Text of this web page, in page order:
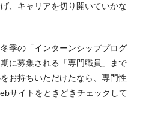
、キャリアを切り開いていかな
季の「インターンシッププログ
に募集される「専門職員」まで
お持ちいただけたなら、専門性
サイトをときどきチェックして